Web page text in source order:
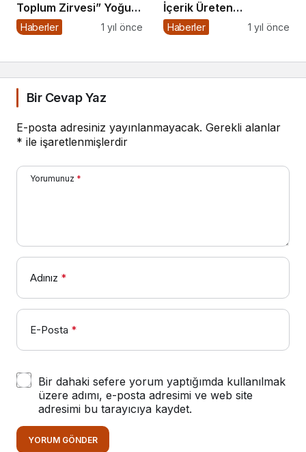
Toplum Zirvesi” Yoğun
Katılımla Gerçekleşti
Haberler 1 yıl önce
İçerik Üreten
Platformlar Neden
Haberler 1 yıl önce
Bir Cevap Yaz
E-posta adresiniz yayınlanmayacak. Gerekli alanlar
* ile işaretlenmişlerdir
Yorumunuz *
Adınız *
E-Posta *
Bir dahaki sefere yorum yaptığımda kullanılmak
üzere adımı, e-posta adresimi ve web site
adresimi bu tarayıcıya kaydet.
YORUM GÖNDER